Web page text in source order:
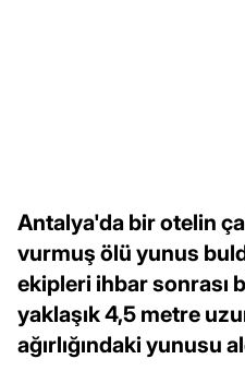
Antalya'da bir otelin
vurmuş ölü yunus
ekipleri ihbar sonrası
yaklaşık 4,5 metre
ağırlığındaki yunusu